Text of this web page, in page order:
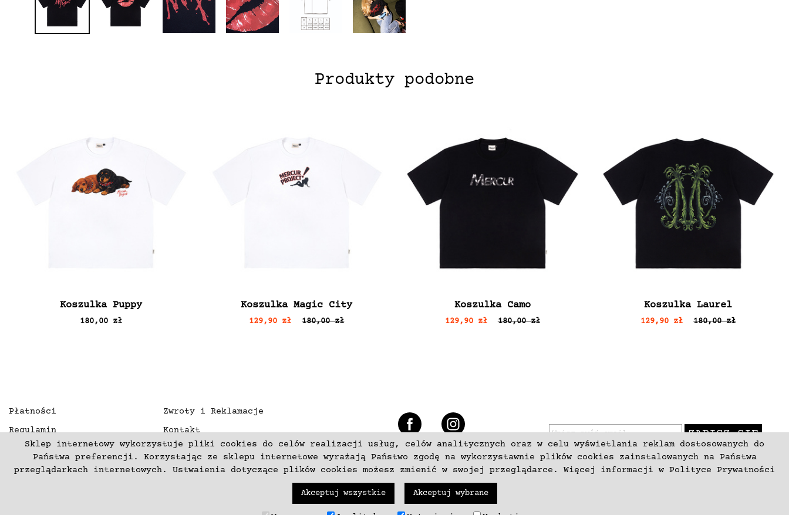
Sklep internetowy wykorzystuje pliki cookies do celów realizacji usług, celów analitycznych oraz w celu wyświetlania reklam dostosowanych do
Państwa preferencji. Korzystając ze sklepu internetowe wyrażają Państwo zgodę na wykorzystawnie plików cookies zainstalowanych na Państwa
przeglądarkach internetowych. Ustwaienia dotyczące plików cookies możesz zmienić w swojej przeglądarce. Więcej informacji w Polityce Prywatności
Akceptuj wszystkie Akceptuj wybrane
Produkty podobne
Koszulka Puppy
180,00 zł
Koszulka Magic City
129,90 zł 180,00 zł
Koszulka Camo
129,90 zł 180,00 zł
Koszulka Laurel
129,90 zł 180,00 zł
ZAPISZ SIĘ
Płatności
Regulamin
Polityka prywatności
Deklaracja dostępności
Zwroty i Reklamacje
Kontakt
O nas
+48 537797700
(C) 2003-2026 Copyright mercurproject.com. Wszelkie prawa zastrzeżone. Wykonanieneki.pl